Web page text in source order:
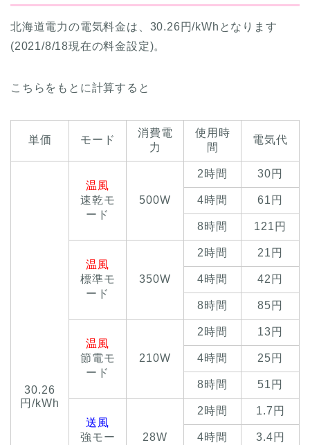
北海道電力の電気料金は、30.26円/kWhとなります
(2021/8/18現在の料金設定)。
こちらをもとに計算すると
単価 モード
消費電
力
使用時
間
電気代
30.26
円/kWh
温風
速乾モ
ード
500W
2時間 30円
4時間 61円
8時間 121円
温風
標準モ
ード
350W
2時間 21円
4時間 42円
8時間 85円
温風
節電モ
ード
210W
2時間 13円
4時間 25円
8時間 51円
送風
強モー
28W
2時間 1.7円
4時間 3.4円